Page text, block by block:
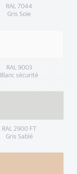
RAL 7044
Gris Soie
RAL 9003
Blanc sécurité
RAL 2900 FT
Gris Sablé